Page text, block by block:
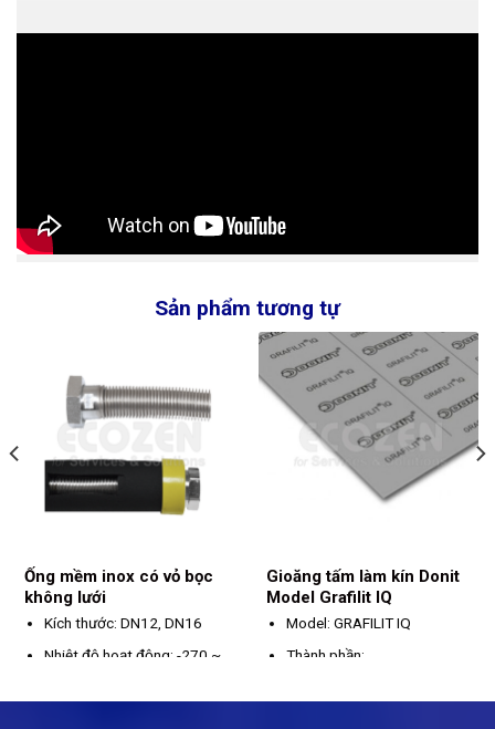
Sản phẩm tương tự
Ống mềm inox có vỏ bọc
không lưới
Kích thước: DN12, DN16
Nhiệt độ hoạt động: -270 ~
Gioăng tấm làm kín Donit
Model Grafilit IQ
Model: GRAFILIT IQ
Thành phần:
Graphite tự nhiên